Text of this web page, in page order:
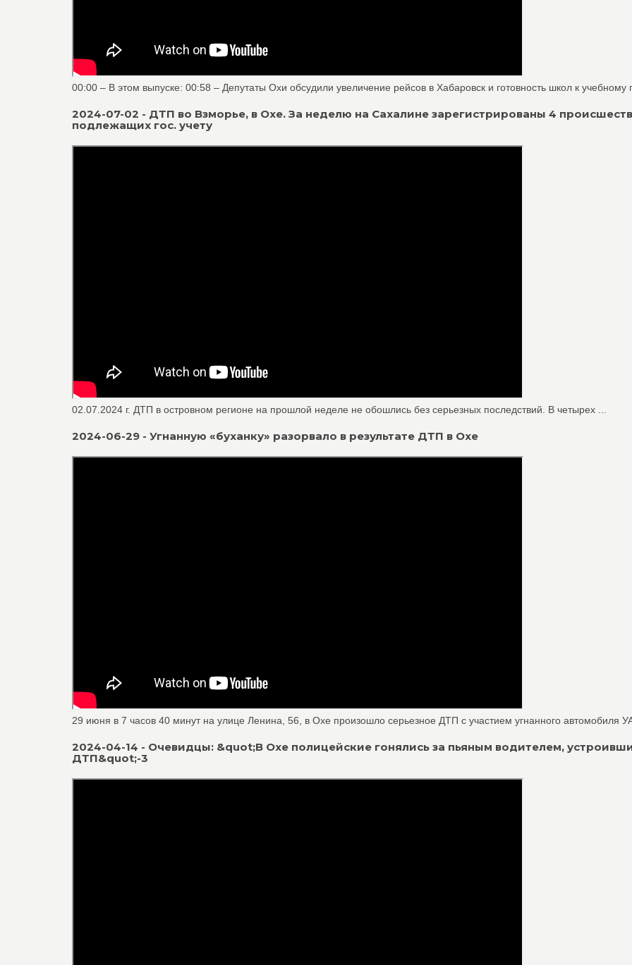
00:00 – В этом выпуске: 00:58 – Депутаты Охи обсудили увеличение рейсов в Хабаровск и готовность школ к учебному
2024-07-02 - ДТП во Взморье, в Охе. За неделю на Сахалине зарегистрированы 4
подлежащих гос. учету
02.07.2024 г. ДТП в островном регионе на прошлой неделе не обошлись без серьезных последствий. В четырех ...
2024-06-29 - Угнанную «буханку» разорвало в результате ДТП в Охе
29 июня в 7 часов 40 минут на улице Ленина, 56, в Охе произошло серьезное ДТП с участием угнанного автомобиля
2024-04-14 - Очевидцы: &quot;В Охе полицейские гонялись за пьяным водителем,
ДТП&quot;-3